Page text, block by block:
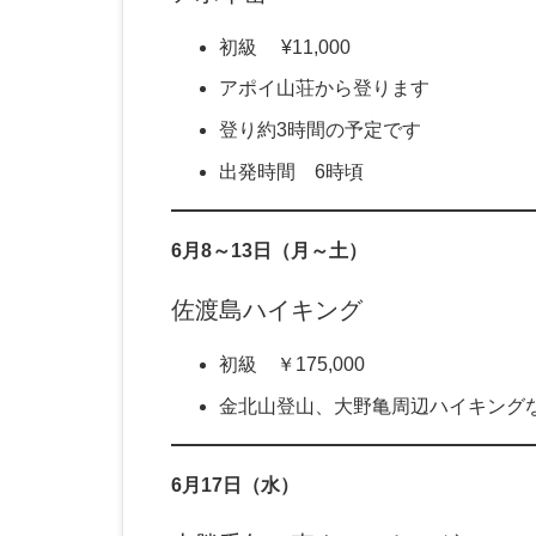
初級 ¥11,000
アポイ山荘から登ります
登り約3時間の予定です
出発時間 6時頃
6月8～13日（月～土）
佐渡島ハイキング
初級 ￥175,000
金北山登山、大野亀周辺ハイキング
6月17日（水）